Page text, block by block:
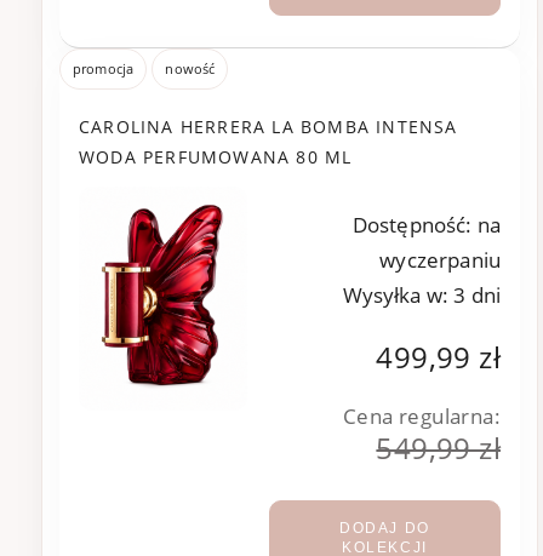
CAROLINA HERRERA LA BOMBA INTENSA
WODA PERFUMOWANA 80 ML
Dostępność: na
wyczerpaniu
Wysyłka w: 3 dni
499,99 zł
Cena regularna:
549,99 zł
DODAJ DO
KOLEKCJI
promocja nowość